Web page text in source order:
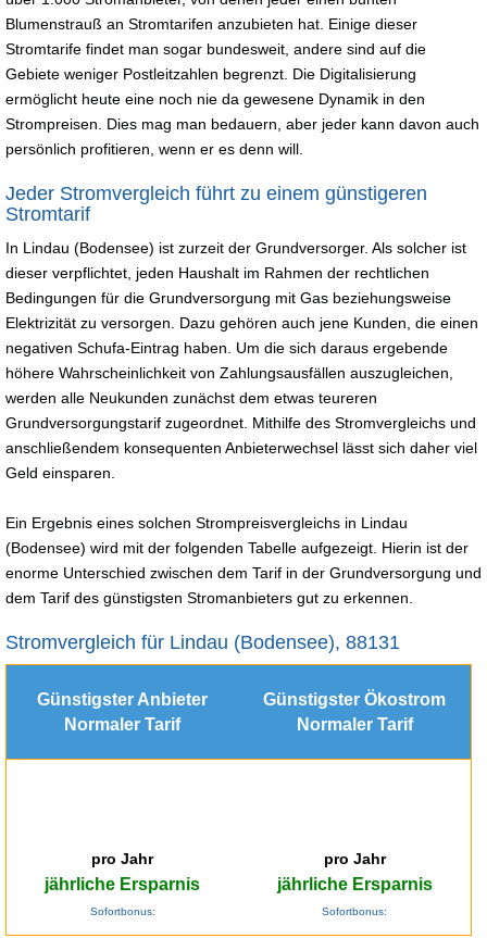
Blumenstrauß an Stromtarifen anzubieten hat. Einige dieser
Stromtarife findet man sogar bundesweit, andere sind auf die
Gebiete weniger Postleitzahlen begrenzt. Die Digitalisierung
ermöglicht heute eine noch nie da gewesene Dynamik in den
Strompreisen. Dies mag man bedauern, aber jeder kann davon auch
persönlich profitieren, wenn er es denn will.
Jeder Stromvergleich führt zu einem günstigeren
Stromtarif
In Lindau (Bodensee) ist zurzeit der Grundversorger. Als solcher ist
dieser verpflichtet, jeden Haushalt im Rahmen der rechtlichen
Bedingungen für die Grundversorgung mit Gas beziehungsweise
Elektrizität zu versorgen. Dazu gehören auch jene Kunden, die einen
negativen Schufa-Eintrag haben. Um die sich daraus ergebende
höhere Wahrscheinlichkeit von Zahlungsausfällen auszugleichen,
werden alle Neukunden zunächst dem etwas teureren
Grundversorgungstarif zugeordnet. Mithilfe des Stromvergleichs und
anschließendem konsequenten Anbieterwechsel lässt sich daher viel
Geld einsparen.
Ein Ergebnis eines solchen Strompreisvergleichs in Lindau
(Bodensee) wird mit der folgenden Tabelle aufgezeigt. Hierin ist der
enorme Unterschied zwischen dem Tarif in der Grundversorgung und
dem Tarif des günstigsten Stromanbieters gut zu erkennen.
Stromvergleich für Lindau (Bodensee), 88131
Günstigster Anbieter
Normaler Tarif
Günstigster Ökostrom
Normaler Tarif
pro Jahr
jährliche Ersparnis
Sofortbonus:
pro Jahr
jährliche Ersparnis
Sofortbonus: